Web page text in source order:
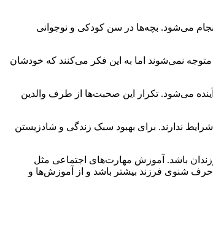
می‌شود. بچه‌ها در سن کودکی و نوجوانی
متوجه نمی‌شوند اما به این فکر می‌کنند که خودشان
می‌شود. تکرار این صحبت‌ها از طرف والدین
ندارند. برای بهبود سبک زندگی و شادزیستن
باشد. آموزش مهارت‌های اجتماعی مثل
حرف شنوی فرزند بیشتر باشد و از آموزش‌ها و